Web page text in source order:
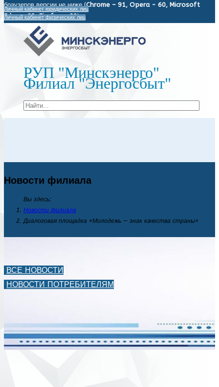
браузеров версии не ниже (Chrome – 91, Opera - 60, Microsoft
Edge - 93, Firefox - 92).
Личный кабинет юридических лиц
Личный кабинет физических лиц
РУП "Минскэнерго"
Филиал "Энергосбыт"
Новости филиала
Вы здесь:
Новости филиала
Диалоговая площадка «Молодежь — знак качества страны»
ВСЕ НОВОСТИ
НОВОСТИ ПОТРЕБИТЕЛЯМ